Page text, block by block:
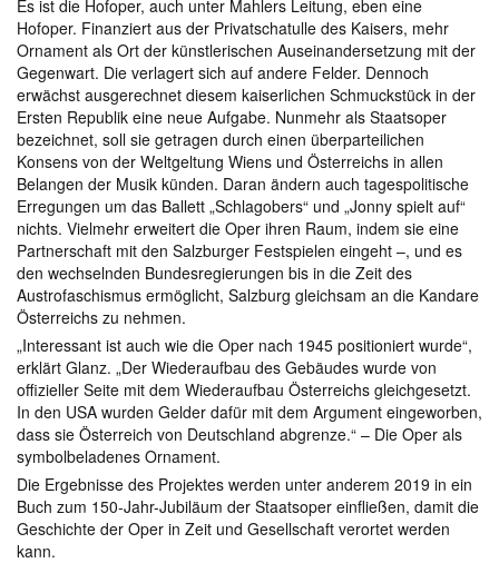
Es ist die Hofoper, auch unter Mahlers Leitung, eben eine
Hofoper. Finanziert aus der Privatschatulle des Kaisers, mehr
Ornament als Ort der künstlerischen Auseinandersetzung mit der
Gegenwart. Die verlagert sich auf andere Felder. Dennoch
erwächst ausgerechnet diesem kaiserlichen Schmuckstück in der
Ersten Republik eine neue Aufgabe. Nunmehr als Staatsoper
bezeichnet, soll sie getragen durch einen überparteilichen
Konsens von der Weltgeltung Wiens und Österreichs in allen
Belangen der Musik künden. Daran ändern auch tagespolitische
Erregungen um das Ballett „Schlagobers“ und „Jonny spielt auf“
nichts. Vielmehr erweitert die Oper ihren Raum, indem sie eine
Partnerschaft mit den Salzburger Festspielen eingeht –, und es
den wechselnden Bundesregierungen bis in die Zeit des
Austrofaschismus ermöglicht, Salzburg gleichsam an die Kandare
Österreichs zu nehmen.
„Interessant ist auch wie die Oper nach 1945 positioniert wurde“,
erklärt Glanz. „Der Wiederaufbau des Gebäudes wurde von
offizieller Seite mit dem Wiederaufbau Österreichs gleichgesetzt.
In den USA wurden Gelder dafür mit dem Argument eingeworben,
dass sie Österreich von Deutschland abgrenze.“ – Die Oper als
symbolbeladenes Ornament.
Die Ergebnisse des Projektes werden unter anderem 2019 in ein
Buch zum 150-Jahr-Jubiläum der Staatsoper einfließen, damit die
Geschichte der Oper in Zeit und Gesellschaft verortet werden
kann.